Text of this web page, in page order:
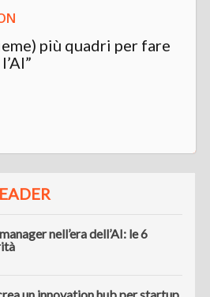
più quadri per fare
nell’era dell’AI: le 6